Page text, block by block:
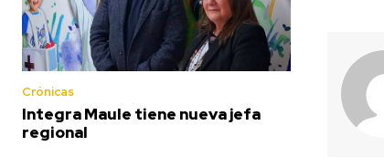
Crónicas
Integra Maule tiene nueva jefa
regional